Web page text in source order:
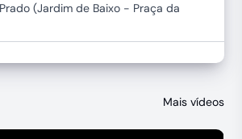
(Jardim de Baixo - Praça da
Mais vídeos